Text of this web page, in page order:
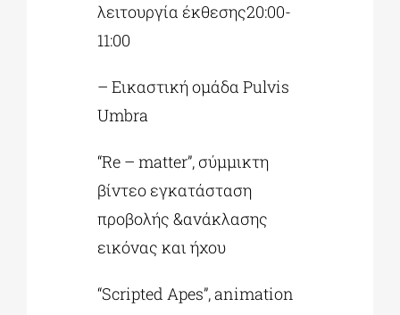
λειτουργία έκθεσης20:00-
11:00
– Εικαστική ομάδα Pulvis
Umbra
“Re – matter”, σύμμικτη
βίντεο εγκατάσταση
προβολής &ανάκλασης
εικόνας και ήχου
“Scripted Apes”, animation